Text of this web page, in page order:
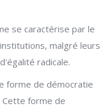
se caractérise par le
malgré leurs
radicale.
forme de démocratie
Cette forme de